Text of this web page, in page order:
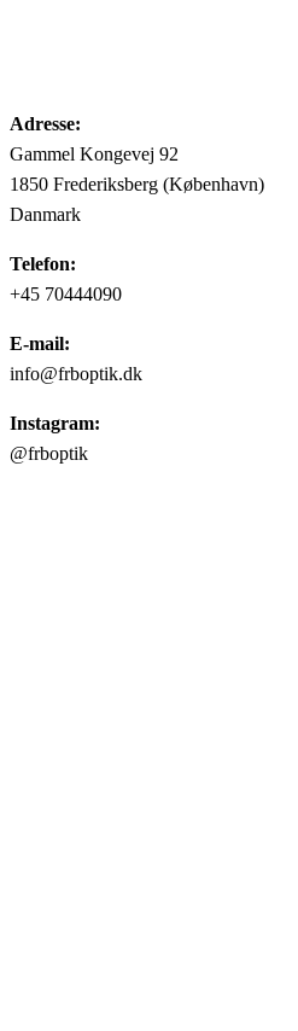
Adresse:
Gammel Kongevej 92
1850 Frederiksberg (København)
Danmark
Telefon:
+45 70444090
E-mail:
info@frboptik.dk
Instagram:
@frboptik